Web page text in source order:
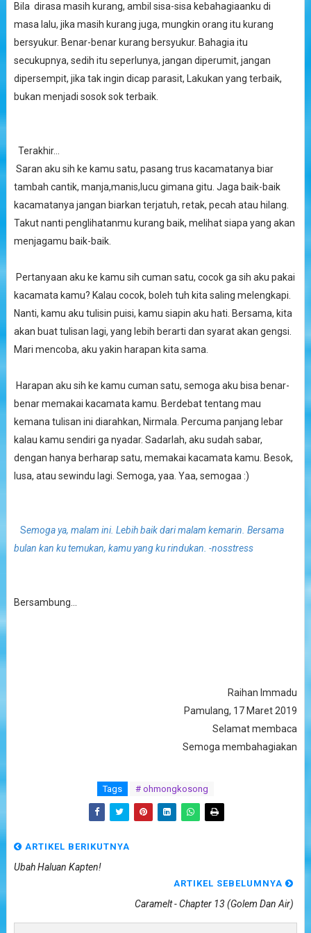
Bila dirasa masih kurang, ambil sisa-sisa kebahagiaanku di
masa lalu, jika masih kurang juga, mungkin orang itu kurang
bersyukur. Benar-benar kurang bersyukur. Bahagia itu
secukupnya, sedih itu seperlunya, jangan diperumit, jangan
dipersempit, jika tak ingin dicap parasit, Lakukan yang terbaik,
bukan menjadi sosok sok terbaik.
Terakhir...
Saran aku sih ke kamu satu, pasang trus kacamatanya biar
tambah cantik, manja,manis,lucu gimana gitu. Jaga baik-baik
kacamatanya jangan biarkan terjatuh, retak, pecah atau hilang.
Takut nanti penglihatanmu kurang baik, melihat siapa yang akan
menjagamu baik-baik.
Pertanyaan aku ke kamu sih cuman satu, cocok ga sih aku pakai
kacamata kamu? Kalau cocok, boleh tuh kita saling melengkapi.
Nanti, kamu aku tulisin puisi, kamu siapin aku hati. Bersama, kita
akan buat tulisan lagi, yang lebih berarti dan syarat akan gengsi.
Mari mencoba, aku yakin harapan kita sama.
Harapan aku sih ke kamu cuman satu, semoga aku bisa benar-
benar memakai kacamata kamu. Berdebat tentang mau
kemana tulisan ini diarahkan, Nirmala. Percuma panjang lebar
kalau kamu sendiri ga nyadar. Sadarlah, aku sudah sabar,
dengan hanya berharap satu, memakai kacamata kamu. Besok,
lusa, atau sewindu lagi. Semoga, yaa. Yaa, semogaa :)
Semoga ya, malam ini. Lebih baik dari malam kemarin. Bersama
bulan kan ku temukan, kamu yang ku rindukan. -nosstress
Bersambung...
Raihan Immadu
Pamulang, 17 Maret 2019
Selamat membaca
Semoga membahagiakan
Tags # ohmongkosong
ARTIKEL BERIKUTNYA
Ubah Haluan Kapten!
ARTIKEL SEBELUMNYA
Caramelt - Chapter 13 (Golem Dan Air)